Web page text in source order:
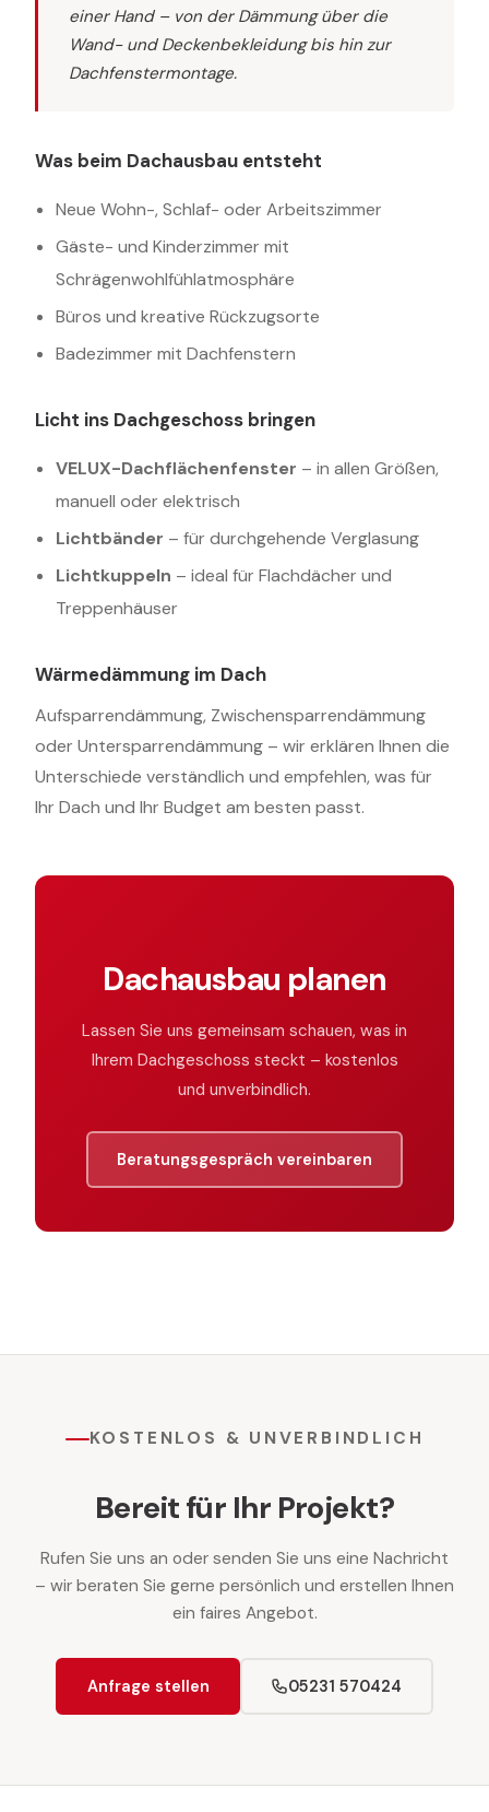
einer Hand – von der Dämmung über die
Wand- und Deckenbekleidung bis hin zur
Dachfenstermontage.
Was beim Dachausbau entsteht
Neue Wohn-, Schlaf- oder Arbeitszimmer
Gäste- und Kinderzimmer mit
Schrägenwohlfühlatmosphäre
Büros und kreative Rückzugsorte
Badezimmer mit Dachfenstern
Licht ins Dachgeschoss bringen
VELUX-Dachflächenfenster – in allen Größen,
manuell oder elektrisch
Lichtbänder – für durchgehende Verglasung
Lichtkuppeln – ideal für Flachdächer und
Treppenhäuser
Wärmedämmung im Dach
Aufsparrendämmung, Zwischensparrendämmung
oder Untersparrendämmung – wir erklären Ihnen die
Unterschiede verständlich und empfehlen, was für
Ihr Dach und Ihr Budget am besten passt.
Dachausbau planen
Lassen Sie uns gemeinsam schauen, was in
Ihrem Dachgeschoss steckt – kostenlos
und unverbindlich.
Beratungsgespräch vereinbaren
KOSTENLOS & UNVERBINDLICH
Bereit für Ihr Projekt?
Rufen Sie uns an oder senden Sie uns eine Nachricht
– wir beraten Sie gerne persönlich und erstellen Ihnen
ein faires Angebot.
Anfrage stellen 05231 570424